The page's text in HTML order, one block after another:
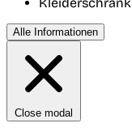
Kleiderschrank
Alle Informationen
Close modal